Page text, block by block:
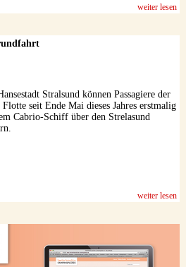
weiter lesen
Stralsund können Passagiere der
Flotte seit Ende Mai dieses Jahres erstmalig
Cabrio-Schiff über den Strelasund
weiter lesen